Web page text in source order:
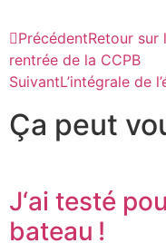
PrécédentRetour sur
rentrée de la CCPB
SuivantL’intégrale de
Ça peut
J‘ai testé
bateau !